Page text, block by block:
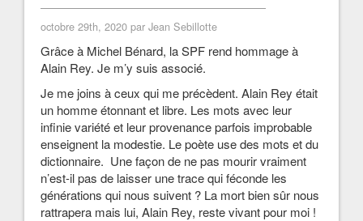
octobre 29th, 2020 par Jean Sebillotte
Grâce à Michel Bénard, la SPF rend hommage à
Alain Rey. Je m’y suis associé.
Je me joins à ceux qui me précèdent. Alain Rey était
un homme étonnant et libre. Les mots avec leur
infinie variété et leur provenance parfois improbable
enseignent la modestie. Le poète use des mots et du
dictionnaire. Une façon de ne pas mourir vraiment
n’est-il pas de laisser une trace qui féconde les
générations qui nous suivent ? La mort bien sûr nous
rattrapera mais lui, Alain Rey, reste vivant pour moi !